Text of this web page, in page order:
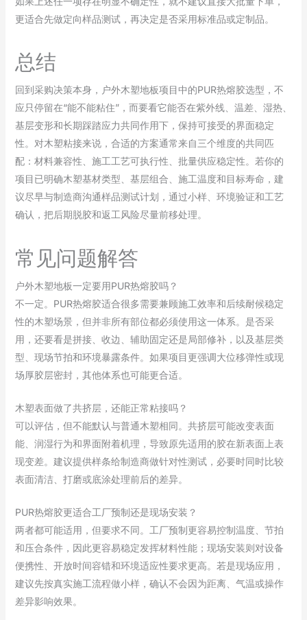
更适合先做定向样品测试，再决定是否采用标准品或定制品。
总结
回到采购决策本身，户外木塑地板项目中的PUR热熔胶选型，不
应只停留在“能不能粘住”，而要看它能否在紫外线、温差、湿热、
基层变形和长期踩踏应力共同作用下，保持可接受的界面稳定
性。对木塑粘接来说，合适的方案通常来自三个维度的共同匹
配：材料兼容性、施工工艺可执行性、批量供应稳定性。若你的
项目已明确木塑基材类型、基层组合、施工温度和目标寿命，建
议尽早与制造商沟通样品测试计划，通过小样、环境验证和工艺
确认，把后期脱胶和返工风险尽量前移处理。
常见问题解答
户外木塑地板一定要用PUR热熔胶吗？
不一定。PUR热熔胶适合很多需要兼顾施工效率和后续耐候稳定
性的木塑场景，但并非所有部位都必须使用这一体系。是否采
用，还要看是拼接、收边、辅助固定还是局部修补，以及基层类
型、现场节拍和环境暴露条件。如果项目更强调大位移弹性或现
场厚胶层密封，其他体系也可能更合适。
木塑表面做了共挤层，还能正常粘接吗？
可以评估，但不能默认与普通木塑相同。共挤层可能改变表面
能、润湿行为和界面附着机理，导致原先适用的胶在新表面上表
现变差。建议提供样条给制造商做针对性测试，必要时同时比较
表面清洁、打磨或底涂处理前后的差异。
PUR热熔胶更适合工厂预制还是现场安装？
两者都可能适用，但要求不同。工厂预制更容易控制温度、节拍
和压合条件，因此更容易稳定发挥材料性能；现场安装则对设备
便携性、开放时间容错和环境适应性要求更高。若是现场应用，
建议先按真实施工流程做小样，确认不会因为距离、气温或操作
差异影响效果。